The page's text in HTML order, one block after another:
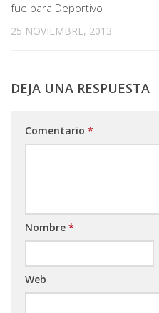
fue para Deportivo
25 NOVIEMBRE, 2013
DEJA UNA RESPUESTA
Comentario *
Nombre *
Web